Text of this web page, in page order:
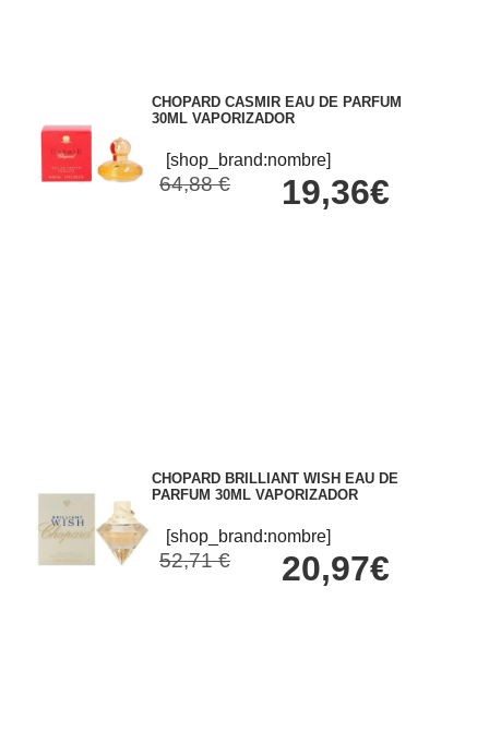
CHOPARD CASMIR EAU DE PARFUM
30ML VAPORIZADOR
[shop_brand:nombre]
64,88 € 19,36€
CHOPARD BRILLIANT WISH EAU DE
PARFUM 30ML VAPORIZADOR
[shop_brand:nombre]
52,71 € 20,97€